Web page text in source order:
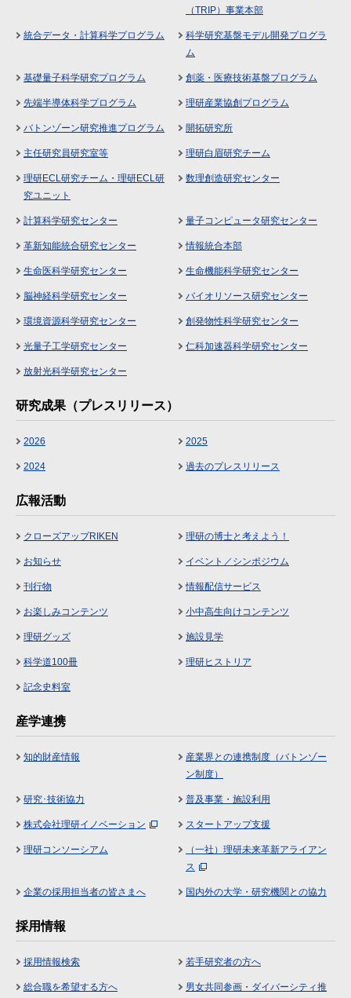
（TRIP）事業本部
統合データ・計算科学プログラム
科学研究基盤モデル開発プログラ
ム
基礎量子科学研究プログラム 創薬・医療技術基盤プログラム
先端半導体科学プログラム 理研産業協創プログラム
バトンゾーン研究推進プログラム 開拓研究所
主任研究員研究室等 理研白眉研究チーム
理研ECL研究チーム・理研ECL研
究ユニット
数理創造研究センター
計算科学研究センター 量子コンピュータ研究センター
革新知能統合研究センター 情報統合本部
生命医科学研究センター 生命機能科学研究センター
脳神経科学研究センター バイオリソース研究センター
環境資源科学研究センター 創発物性科学研究センター
光量子工学研究センター 仁科加速器科学研究センター
放射光科学研究センター
研究成果（プレスリリース）
2026 2025
2024 過去のプレスリリース
広報活動
クローズアップRIKEN 理研の博士と考えよう！
お知らせ イベント／シンポジウム
刊行物 情報配信サービス
お楽しみコンテンツ 小中高生向けコンテンツ
理研グッズ 施設見学
科学道100冊 理研ヒストリア
記念史料室
産学連携
知的財産情報
産業界との連携制度（バトンゾー
ン制度）
研究･技術協力 普及事業・施設利用
株式会社理研イノベーション スタートアップ支援
理研コンソーシアム
（一社）理研未来革新アライアン
ス
企業の採用担当者の皆さまへ 国内外の大学・研究機関との協力
採用情報
採用情報検索 若手研究者の方へ
総合職を希望する方へ 男女共同参画・ダイバーシティ推